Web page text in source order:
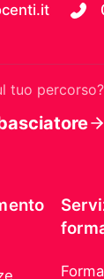
tuo percorso?